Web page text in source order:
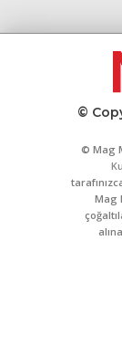
©
© Mag
Mag